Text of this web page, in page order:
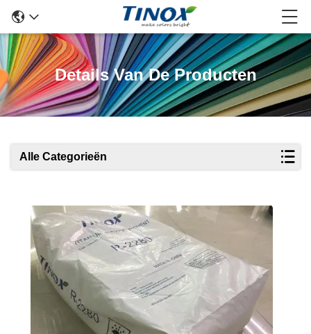
Details Van De Producten
Alle Categorieën